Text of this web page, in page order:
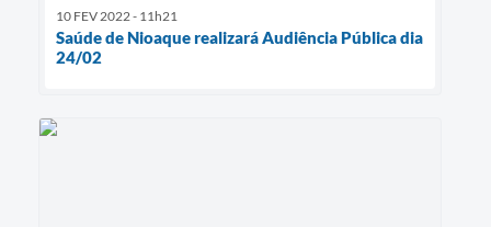
10 FEV 2022 - 11h21
Saúde de Nioaque realizará Audiência Pública dia
24/02